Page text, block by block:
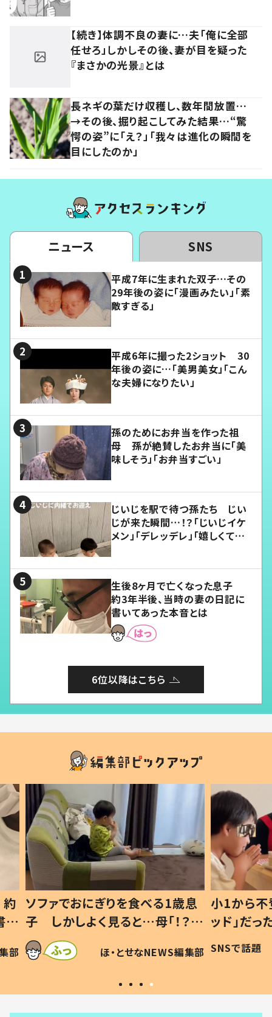
【続き】体調不良の妻に…夫「俺に全部
任せろ」しかしその後、妻が目を疑った
『まさかの光景』とは
長ネギの葉だけ収穫し、数年間放置…
→その後、掘り起こしてみた結果…“驚
愕の姿”に「え？」「我々は進化の瞬間を
目にしたのか」
ニュース SNS
平成7年に生まれた双子…その
29年後の姿に「漫画みたい」「素
敵すぎる」
平成6年に撮った2ショット 30
年後の姿に…「美男美女」「こん
な夫婦になりたい」
孫のためにお弁当を作った祖
母 孫が絶賛したお弁当に「美
味しそう」「お弁当すごい」
じいじを駅で待つ孫たち じい
じが来た瞬間…！？「じいじイケ
メン」「デレッデレ」「嬉しくて可
生後8ヶ月で亡くなった息子
約3年半後、当時の妻の日記に
書いてあった本音とは
6位以降はこちら
歳息
？」
可愛
編集部
小1から不登校、息子は「ギフテ
ッド」だった 父が“ウチ給食”を
作り続ける理由とは #令和の親
#令和の子
SNSで話題 ほ・とせなNEWS編集部
ひ孫
が、抱
「涙
い」